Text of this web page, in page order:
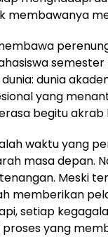
membawanya
dunia
yang
begitu akrab
waktu yang
masa depan.
Meski
memberikan
setiap
proses yang